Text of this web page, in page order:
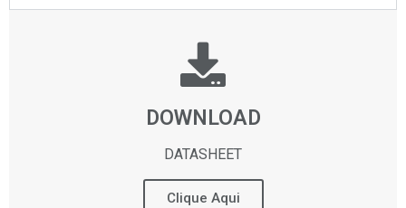
DOWNLOAD
DATASHEET
Clique Aqui